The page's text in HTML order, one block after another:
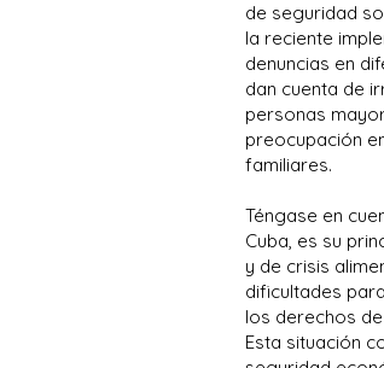
de seguridad
la reciente
denuncias en
dan cuenta de
personas
preocupación
familiares.
Téngase en
Cuba, es su
y de crisis
dificultades
los derechos
Esta situación